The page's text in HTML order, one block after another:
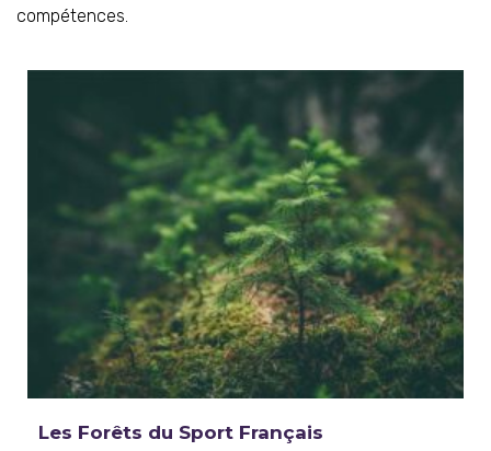
compétences.
Les Forêts du Sport Français